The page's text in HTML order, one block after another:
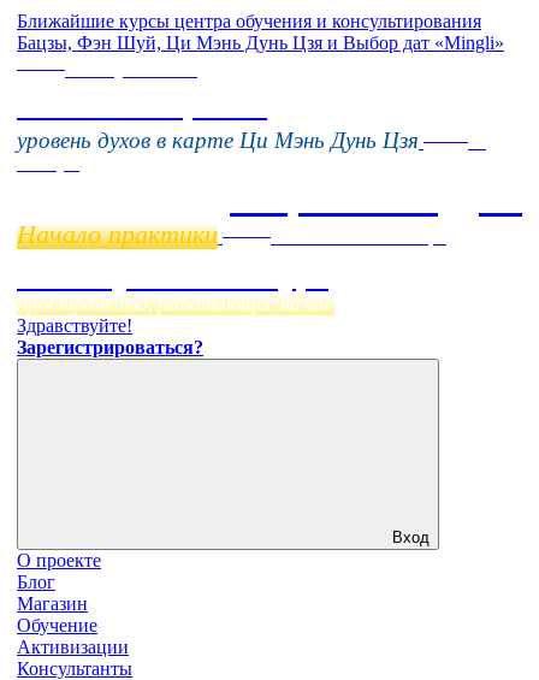
Ближайшие курсы центра обучения и консультирования
Бацзы, Фэн Шуй, Ци Мэнь Дунь Цзя и Выбор дат «Mingli»
уровень духов в карте Ци Мэнь Дунь Цзя
Начало практики
пространство, работающее на вас
Здравствуйте!
Зарегистрироваться?
Вход
О проекте
Блог
Магазин
Обучение
Активизации
Консультанты